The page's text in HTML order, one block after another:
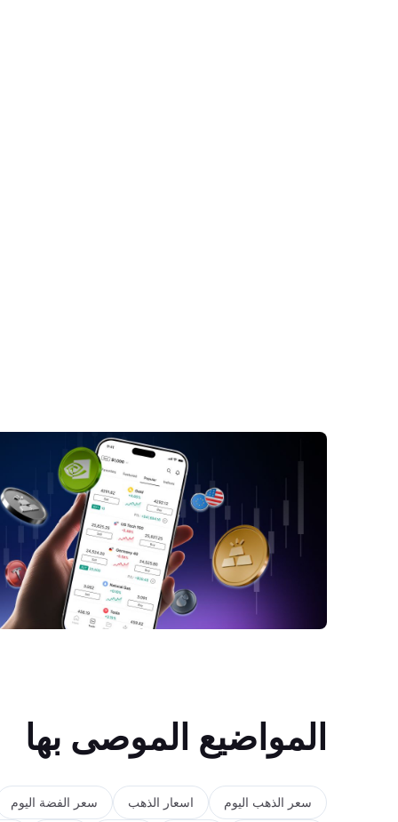
المواضيع الموصى بها
سعر الذهب اليوم اسعار الذهب سعر الفضة اليوم